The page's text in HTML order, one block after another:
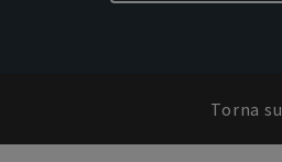
Torna su